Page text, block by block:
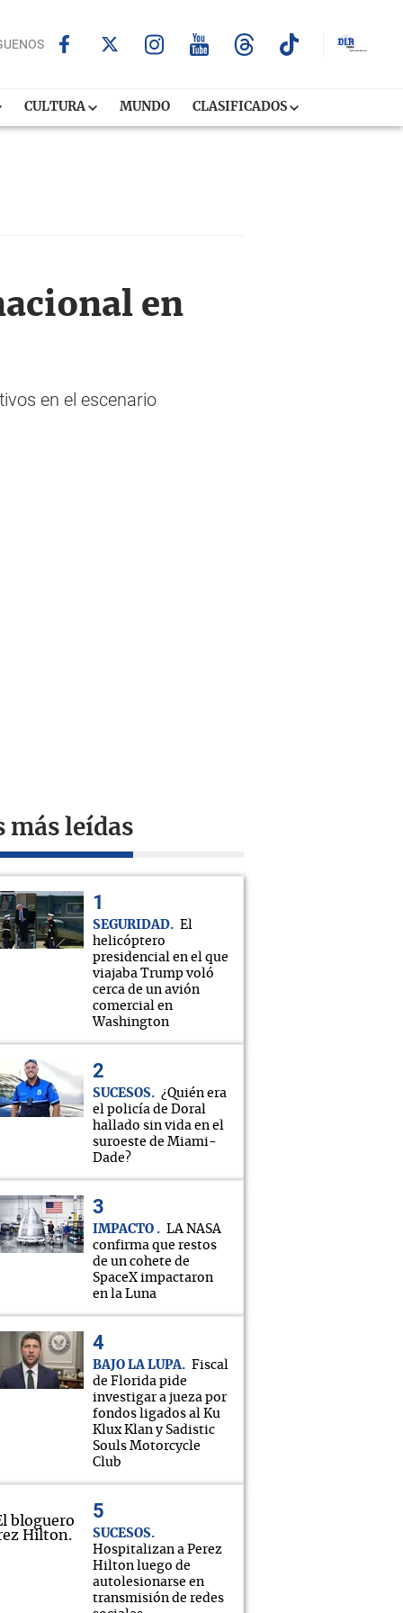
CULTURA MUNDO CLASIFICADOS
en
en el escenario
más leídas
SEGURIDAD
El
helicóptero
presidencial en el que
viajaba Trump voló
cerca de un avión
comercial en
Washington
SUCESOS
¿Quién era
el policía de Doral
hallado sin vida en el
suroeste de Miami-
Dade?
IMPACTO
LA NASA
confirma que restos
de un cohete de
SpaceX impactaron
en la Luna
BAJO LA LUPA
Fiscal
de Florida pide
investigar a jueza por
fondos ligados al Ku
Klux Klan y Sadistic
Souls Motorcycle
Club
SUCESOS
Hospitalizan a Perez
Hilton luego de
autolesionarse en
transmisión de redes